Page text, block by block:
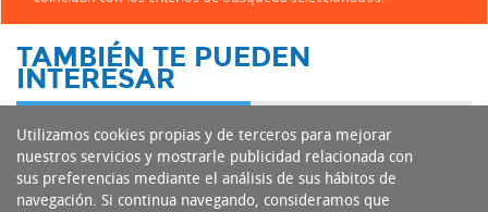
TAMBIÉN TE PUEDEN
INTERESAR
Utilizamos cookies propias y de terceros para mejorar
nuestros servicios y mostrarle publicidad relacionada con
sus preferencias mediante el análisis de sus hábitos de
navegación. Si continua navegando, consideramos que